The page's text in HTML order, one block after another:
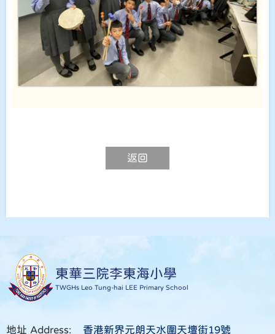
返回
東華三院李東海小學
TWGHs Leo Tung-hai LEE Primary School
地址 Address: 香港新界元朗天水圍天壇街19號